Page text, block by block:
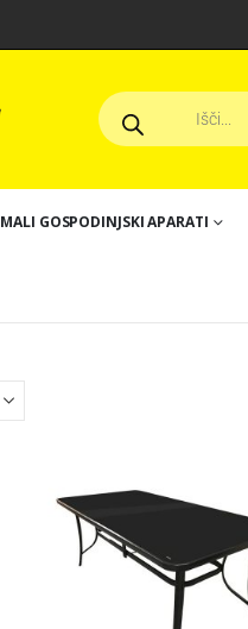
MALI GOSPODINJSKI APARATI